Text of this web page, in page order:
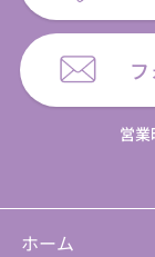
営業
ホーム